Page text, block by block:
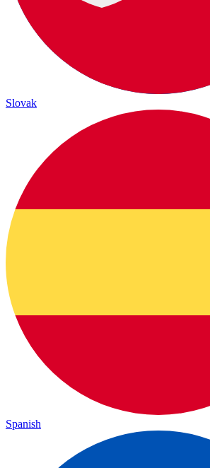
Slovak
Spanish